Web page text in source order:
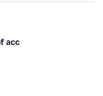
acc